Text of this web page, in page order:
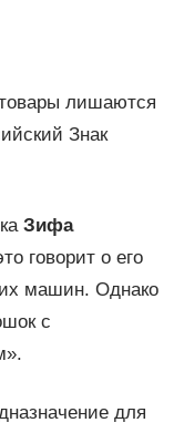
лишаются
Знак
Зифа
говорит о его
машин. Однако
с
для